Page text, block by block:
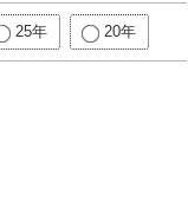
25年 20年